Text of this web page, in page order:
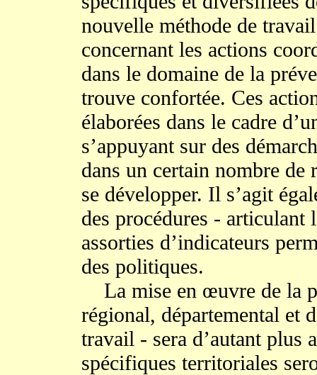
nouvelle méthode de
concernant les actions
dans le domaine de la
trouve confortée. Ces
élaborées dans le cadre
s’appuyant sur des
dans un certain nombre
se développer. Il s’agit
des procédures - articulant
assorties d’indicateurs
des politiques.
La mise en œuvre de la
régional, départemental et
travail - sera d’autant plus
spécifiques territoriales